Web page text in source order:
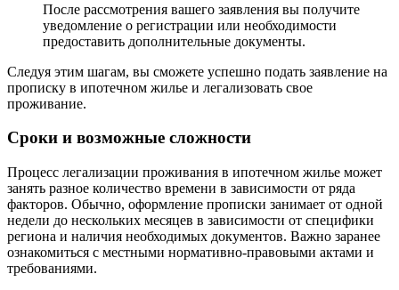
После рассмотрения вашего заявления вы получите
уведомление о регистрации или необходимости
предоставить дополнительные документы.
Следуя этим шагам, вы сможете успешно подать заявление на
прописку в ипотечном жилье и легализовать свое
проживание.
Сроки и возможные сложности
Процесс легализации проживания в ипотечном жилье может
занять разное количество времени в зависимости от ряда
факторов. Обычно, оформление прописки занимает от одной
недели до нескольких месяцев в зависимости от специфики
региона и наличия необходимых документов. Важно заранее
ознакомиться с местными нормативно-правовыми актами и
требованиями.